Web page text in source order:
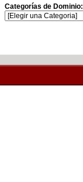
Categorías de Dominio: